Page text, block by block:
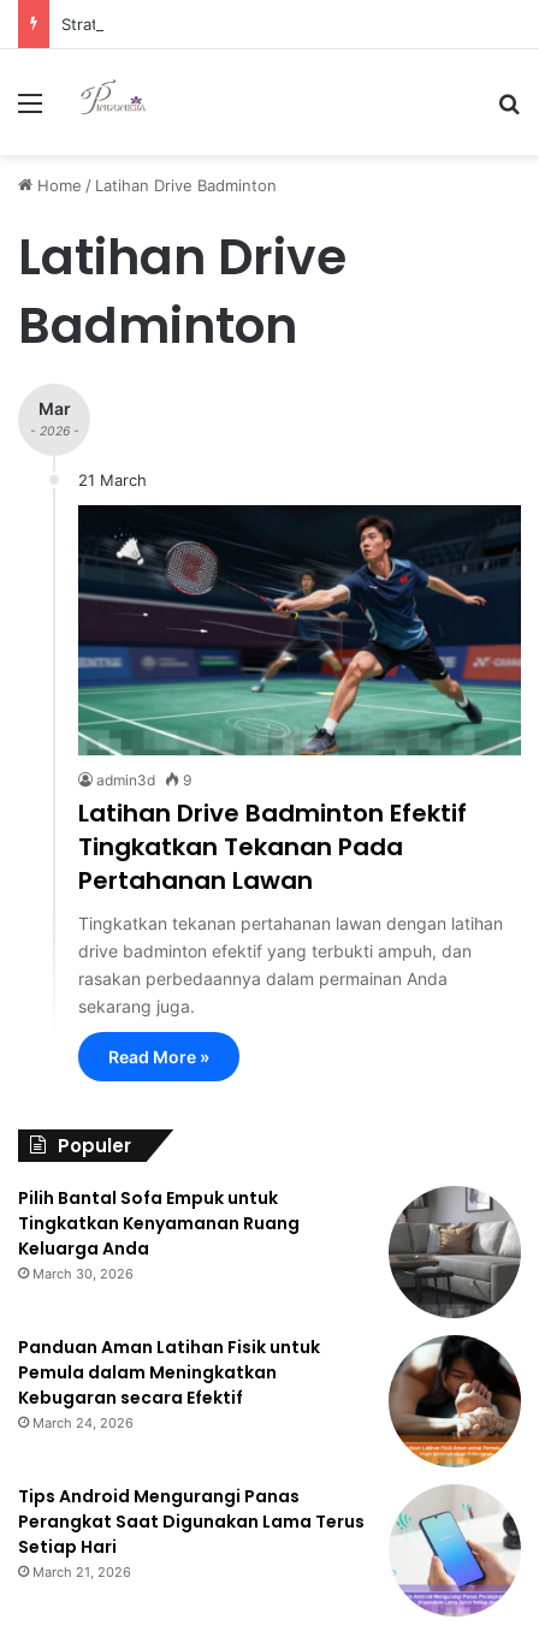
Menu
Home / Latihan Drive Badminton
Latihan Drive
Badminton
Mar
- 2026 -
21 March
admin3d 9
Latihan Drive Badminton Efektif
Tingkatkan Tekanan Pada
Pertahanan Lawan
Tingkatkan tekanan pertahanan lawan dengan latihan
drive badminton efektif yang terbukti ampuh, dan
rasakan perbedaannya dalam permainan Anda
sekarang juga.
Read More »
Populer
Pilih Bantal Sofa Empuk untuk
Tingkatkan Kenyamanan Ruang
Keluarga Anda
March 30, 2026
Panduan Aman Latihan Fisik untuk
Pemula dalam Meningkatkan
Kebugaran secara Efektif
March 24, 2026
Tips Android Mengurangi Panas
Perangkat Saat Digunakan Lama Terus
Setiap Hari
March 21, 2026